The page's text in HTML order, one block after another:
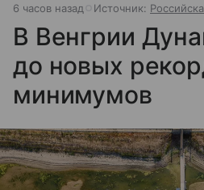
6 часов назад Источник:
В Венгрии
до новых
минимумов